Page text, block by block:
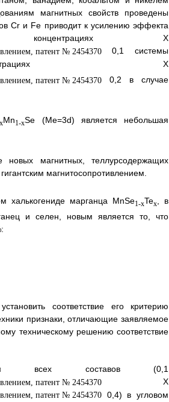
магнитных свойств проведены
Cr и Fe приводит к усилению эффекта
концентрациях Х
0,1 системы
Х
0,2 в случае
xMn1-xSe (Me=3d) является небольшая
новых магнитных, теллурсодержащих
магнитосопротивлением.
халькогениде марганца MnSe1-xTex, в
и селен, новым является то, что
соответствие его критерию
признаки, отличающие заявляемое
техническому решению соответствие
всех составов (0,1
Х
0,4) в угловом